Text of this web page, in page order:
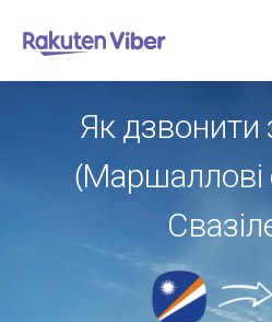
Як дзвонити
(Маршаллові